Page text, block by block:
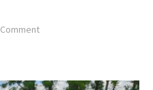
Comment